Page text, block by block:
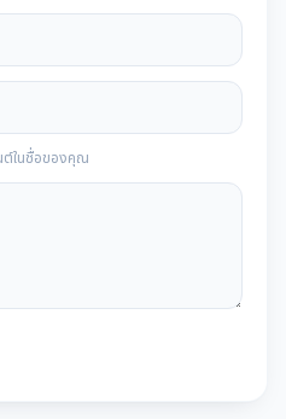
ต์ในชื่อของคุณ